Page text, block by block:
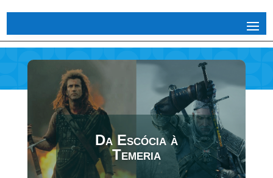
Da Escócia à
Temeria